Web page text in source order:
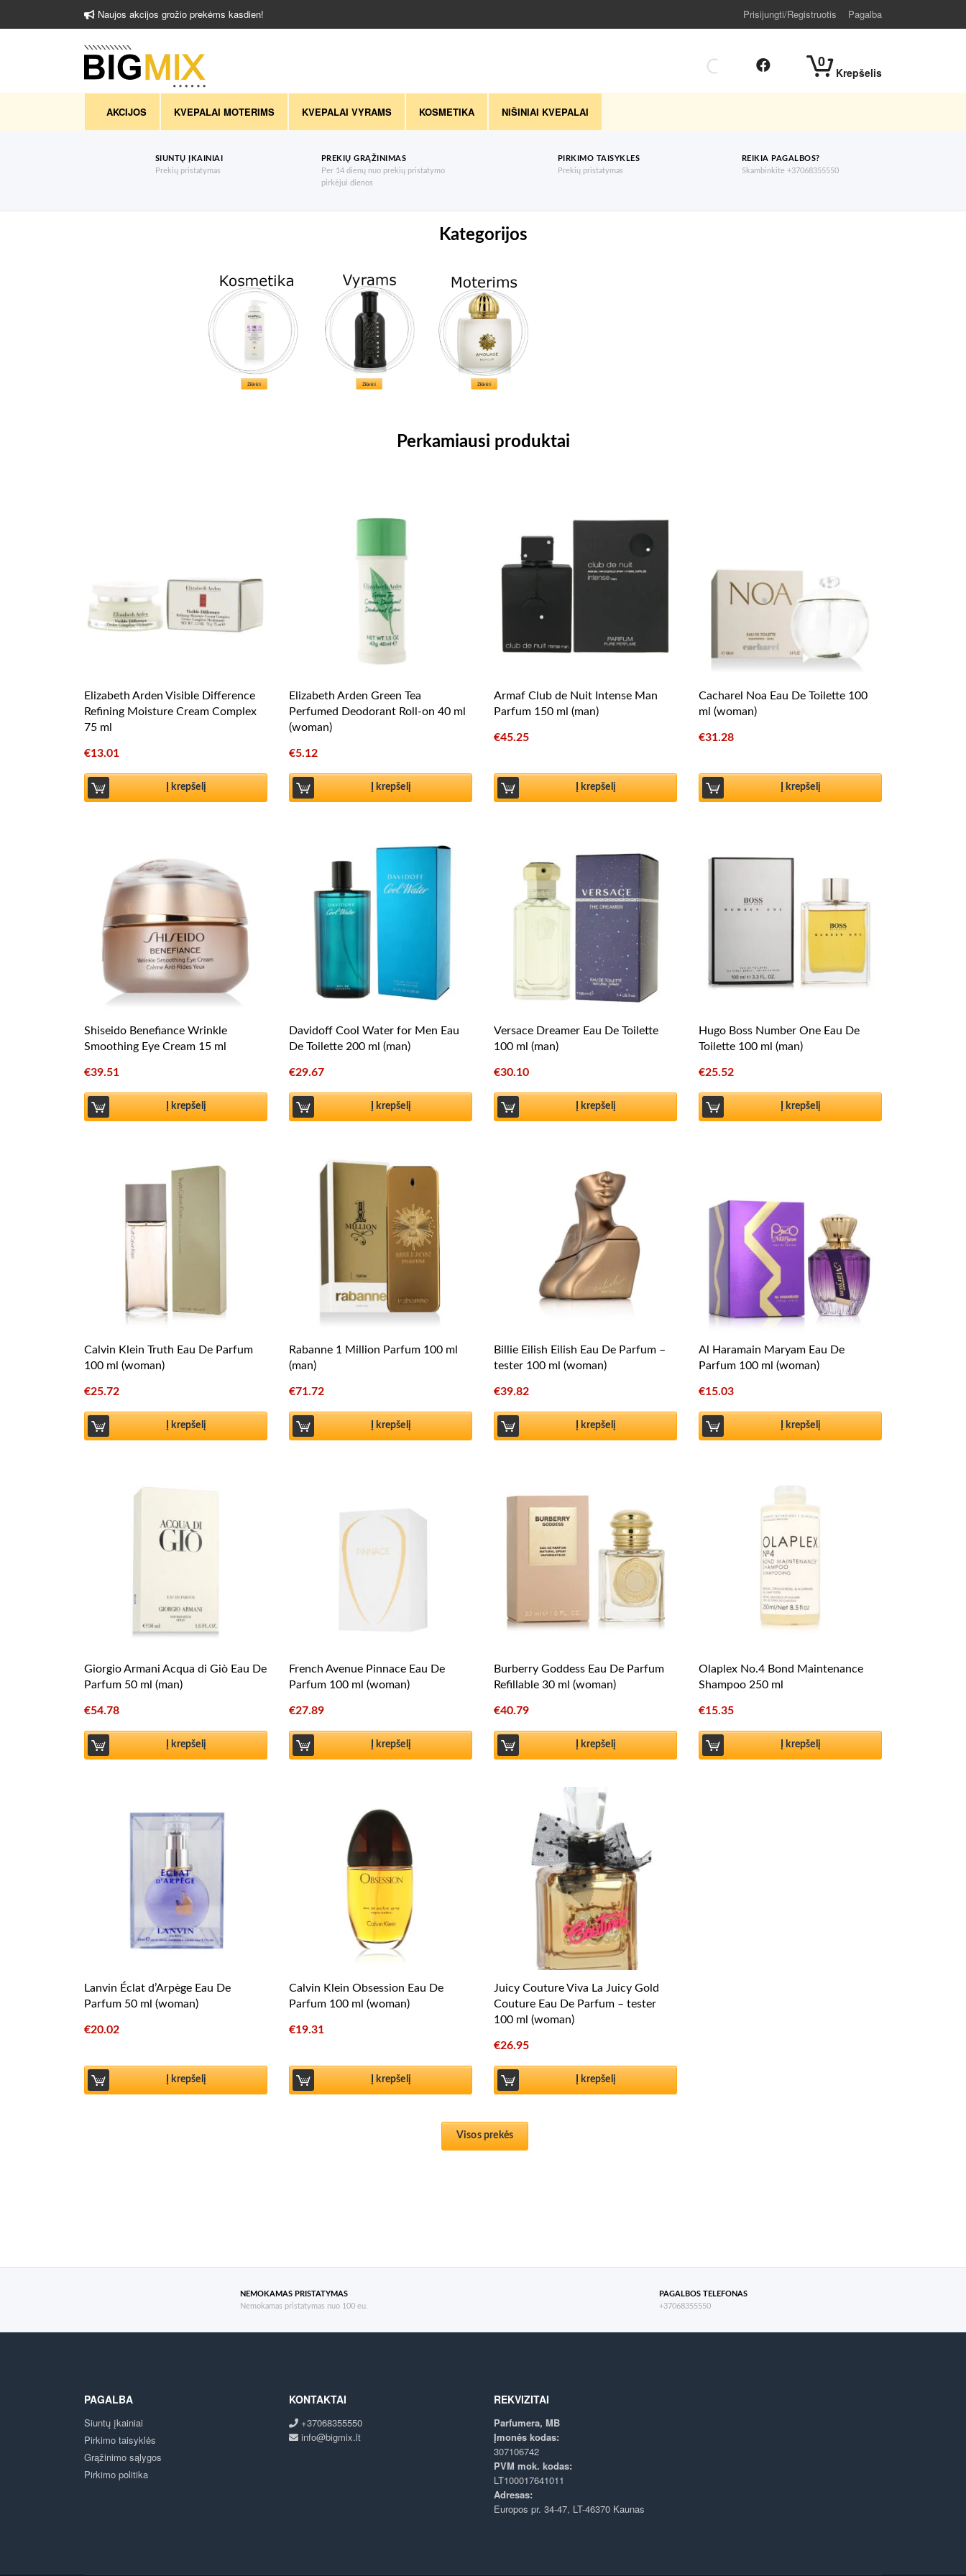
Naujos akcijos grožio prekėms kasdien! Prisijungti/Registruotis Pagalba
0
Krepšelis
AKCIJOS KVEPALAI MOTERIMS KVEPALAI VYRAMS KOSMETIKA NIŠINIAI KVEPALAI
SIUNTŲ ĮKAINIAI
Prekių pristatymas
PREKIŲ GRĄŽINIMAS
Per 14 dienų nuo prekių pristatymo
pirkėjui dienos
PIRKIMO TAISYKLES
Prekių pristatymas
REIKIA PAGALBOS?
Skambinkite +37068355550
Kategorijos
Perkamiausi produktai
Elizabeth Arden Visible Difference
Refining Moisture Cream Complex
75 ml
€13.01
Į krepšelį
Elizabeth Arden Green Tea
Perfumed Deodorant Roll-on 40 ml
(woman)
€5.12
Į krepšelį
Armaf Club de Nuit Intense Man
Parfum 150 ml (man)
€45.25
Į krepšelį
Cacharel Noa Eau De Toilette 100
ml (woman)
€31.28
Į krepšelį
Shiseido Benefiance Wrinkle
Smoothing Eye Cream 15 ml
€39.51
Į krepšelį
Davidoff Cool Water for Men Eau
De Toilette 200 ml (man)
€29.67
Į krepšelį
Versace Dreamer Eau De Toilette
100 ml (man)
€30.10
Į krepšelį
Hugo Boss Number One Eau De
Toilette 100 ml (man)
€25.52
Į krepšelį
Calvin Klein Truth Eau De Parfum
100 ml (woman)
€25.72
Į krepšelį
Rabanne 1 Million Parfum 100 ml
(man)
€71.72
Į krepšelį
Billie Eilish Eilish Eau De Parfum –
tester 100 ml (woman)
€39.82
Į krepšelį
Al Haramain Maryam Eau De
Parfum 100 ml (woman)
€15.03
Į krepšelį
Giorgio Armani Acqua di Giò Eau De
Parfum 50 ml (man)
€54.78
Į krepšelį
French Avenue Pinnace Eau De
Parfum 100 ml (woman)
€27.89
Į krepšelį
Burberry Goddess Eau De Parfum
Refillable 30 ml (woman)
€40.79
Į krepšelį
Olaplex No.4 Bond Maintenance
Shampoo 250 ml
€15.35
Į krepšelį
Lanvin Éclat d’Arpège Eau De
Parfum 50 ml (woman)
€20.02
Į krepšelį
Calvin Klein Obsession Eau De
Parfum 100 ml (woman)
€19.31
Į krepšelį
Juicy Couture Viva La Juicy Gold
Couture Eau De Parfum – tester
100 ml (woman)
€26.95
Į krepšelį
Visos prekės
NEMOKAMAS PRISTATYMAS
Nemokamas pristatymas nuo 100 eu.
PAGALBOS TELEFONAS
+37068355550
PAGALBA
Siuntų įkainiai
Pirkimo taisyklės
Grąžinimo sąlygos
Pirkimo politika
KONTAKTAI
+37068355550
info@bigmix.lt
REKVIZITAI
Parfumera, MB
Įmonės kodas:
307106742
PVM mok. kodas:
LT100017641011
Adresas:
Europos pr. 34-47, LT-46370 Kaunas